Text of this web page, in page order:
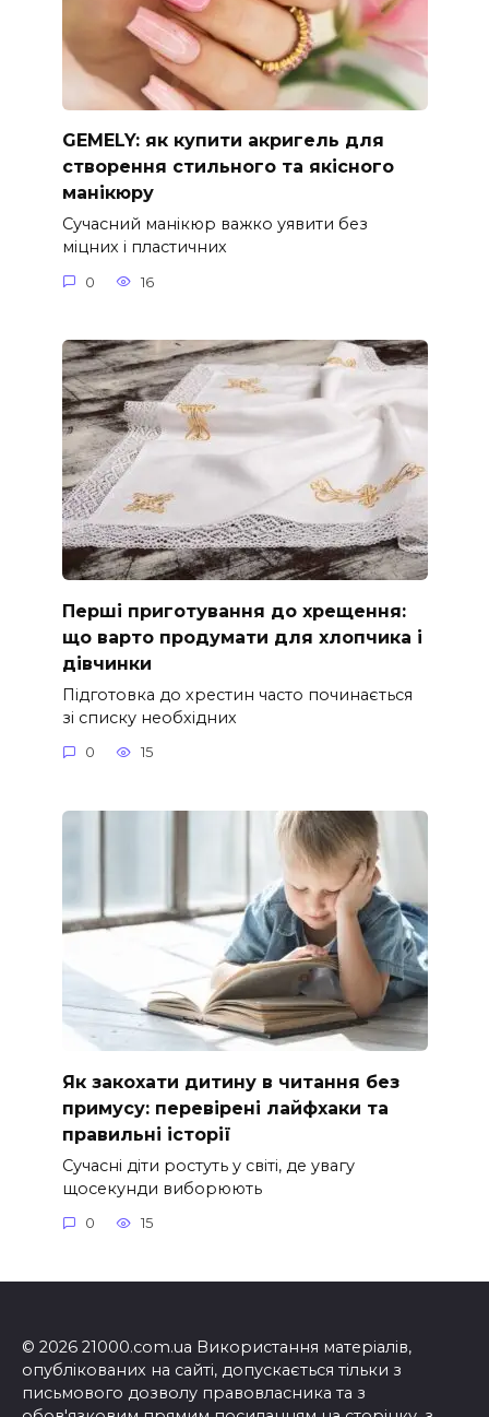
GEMELY: як купити акригель для
створення стильного та якісного
манікюру
Сучасний манікюр важко уявити без
міцних і пластичних
0 16
Перші приготування до хрещення:
що варто продумати для хлопчика і
дівчинки
Підготовка до хрестин часто починається
зі списку необхідних
0 15
Як закохати дитину в читання без
примусу: перевірені лайфхаки та
правильні історії
Сучасні діти ростуть у світі, де увагу
щосекунди виборюють
0 15
© 2026 21000.com.ua Використання матеріалів,
опублікованих на сайті, допускається тільки з
письмового дозволу правовласника та з